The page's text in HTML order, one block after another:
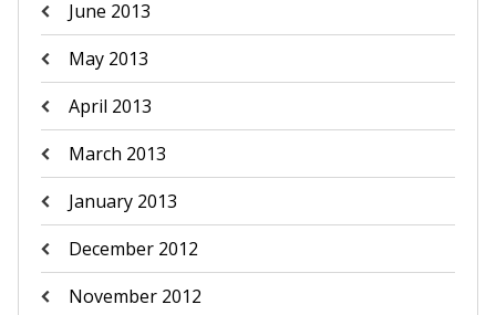
June 2013
May 2013
April 2013
March 2013
January 2013
December 2012
November 2012